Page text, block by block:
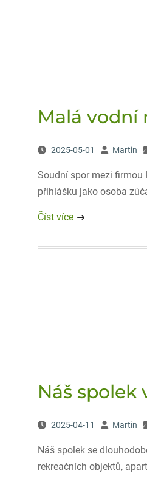
Malá vodní
2025-05-01 Martin
Soudní spor mezi firmou
přihlášku jako osoba
Číst více
Náš
2025-04-11 Martin
Náš spolek se
rekreačních objektů,